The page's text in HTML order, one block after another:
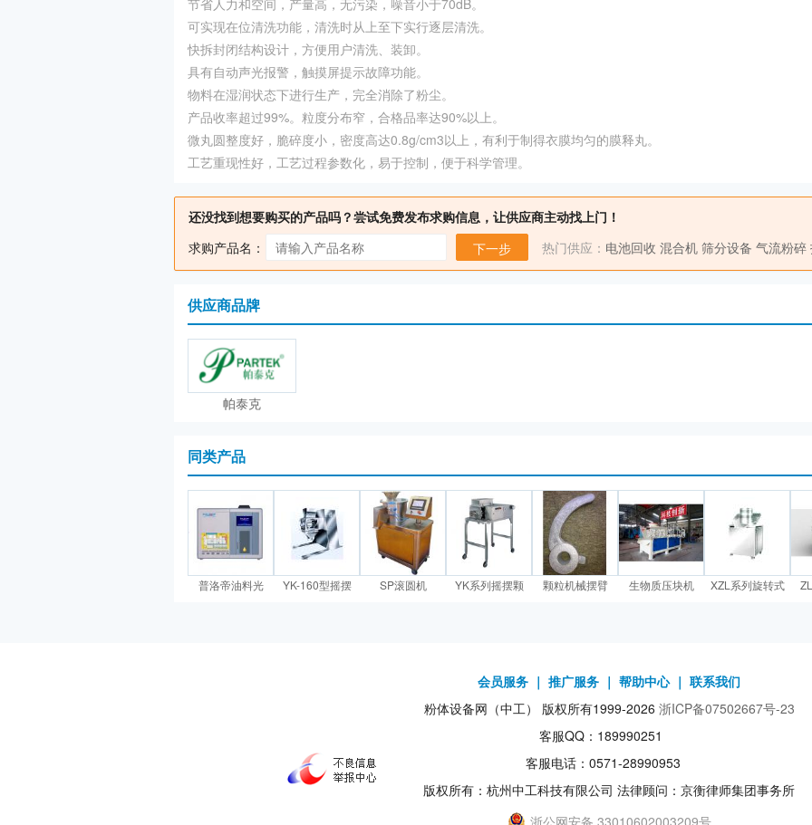
节省人力和空间，产量高，无污染，噪音小于70dB。
可实现在位清洗功能，清洗时从上至下实行逐层清洗。
快拆封闭结构设计，方便用户清洗、装卸。
具有自动声光报警，触摸屏提示故障功能。
物料在湿润状态下进行生产，完全消除了粉尘。
产品收率超过99%。粒度分布窄，合格品率达90%以上。
微丸圆整度好，脆碎度小，密度高达0.8g/cm3以上，有利于制得衣膜均匀的膜释丸。
工艺重现性好，工艺过程参数化，易于控制，便于科学管理。
还没找到想要购买的产品吗？尝试免费发布求购信息，让供应商主动找上门！
求购产品名：
下一步 热门供应： 电池回收 混合机 筛分设备 气流粉碎
供应商品牌
帕泰克
同类产品
普洛帝油料光 YK-160型摇摆 SP滚圆机 YK系列摇摆颗 颗粒机械摆臂 生物质压块机 XZL系列旋转式
会员服务 ｜ 推广服务 ｜ 帮助中心｜ 联系我们
粉体设备网（中工） 版权所有1999-2026 浙ICP备07502667号-23
客服QQ：189990251
客服电话：0571-28990953
版权所有：杭州中工科技有限公司 法律顾问：京衡律师集团事务所
浙公网安备 33010602003209号